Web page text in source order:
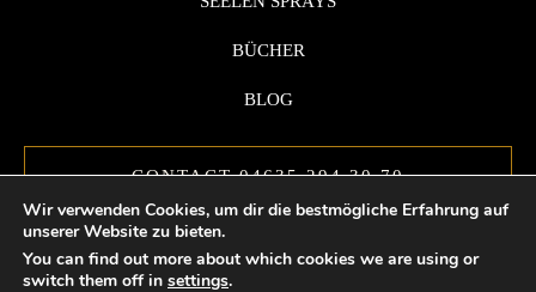
BÜCHER
BLOG
CONTACT 04635 294 30 70
Wir verwenden Cookies, um dir die bestmögliche Erfahrung auf
unserer Website zu bieten.
You can find out more about which cookies we are using or
switch them off in settings.